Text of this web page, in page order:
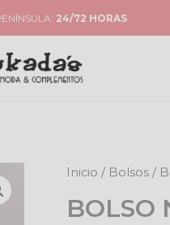
(REDUCIDO A7,99€
Inicio / Bolsos /
BOLSO
BOLSO
cantidad